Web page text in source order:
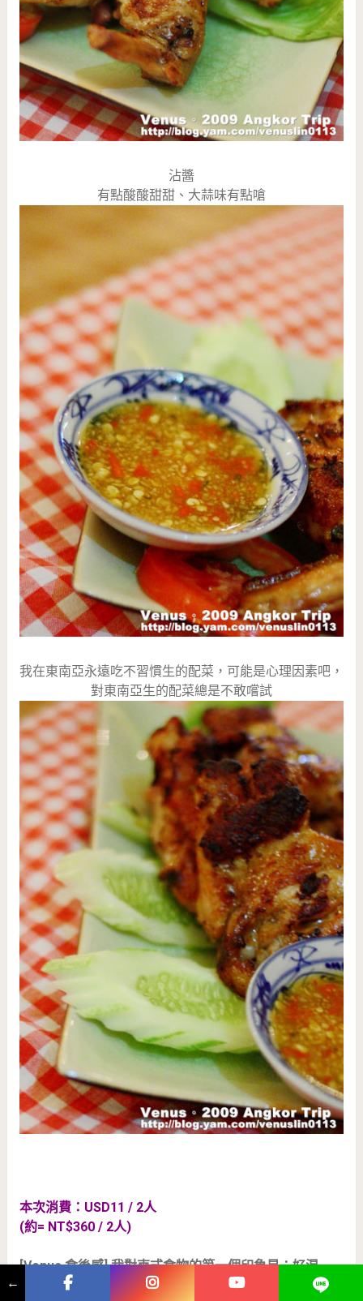
沾醬
有點酸酸甜甜、大蒜味有點嗆
我在東南亞永遠吃不習慣生的配菜，可能是心理因素吧，
對東南亞生的配菜總是不敢嚐試
本次消費：USD11 / 2人
(約= NT$360 / 2人)
[Venus 食後感] 我對柬式食物的第一個印象是：好混
血，帶有一點點泰式食物的味道，卻又甜一點，只有一點
←